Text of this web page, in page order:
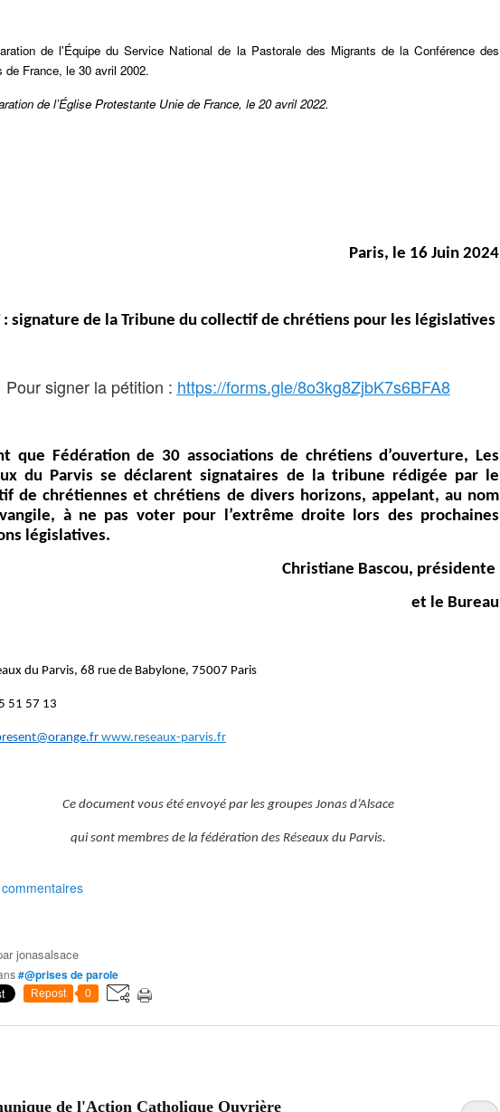
de l'Équipe du Service National de la Pastorale des Migrants de la Conférence des
de France, le 30 avril 2002.
de l’Église Protestante Unie de France, le 20 avril 2022.
Paris, le 16 Juin 2024
: signature de la Tribune du collectif de chrétiens pour les législatives
Pour signer la pétition : https://forms.gle/8o3kg8ZjbK7s6BFA8
que Fédération de 30 associations de chrétiens d’ouverture, Les
du Parvis se déclarent signataires de la tribune rédigée par le
de chrétiennes et chrétiens de divers horizons, appelant, au nom
à ne pas voter pour l’extrême droite lors des prochaines
législatives.
Christiane Bascou, présidente
et le Bureau
du Parvis, 68 rue de Babylone, 75007 Paris
51 57 13
www.reseaux-parvis.fr
Ce document vous été envoyé par les groupes Jonas d’Alsace
qui sont membres de la fédération des Réseaux du Parvis.
jonasalsace
#@prises de parole
Repost 0
de l'Action Catholique Ouvrière